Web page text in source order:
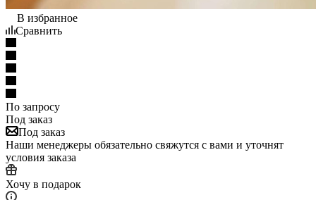
В избранное
Сравнить
По запросу
Под заказ
Под заказ
Наши менеджеры обязательно свяжутся с вами и уточнят
условия заказа
Хочу в подарок